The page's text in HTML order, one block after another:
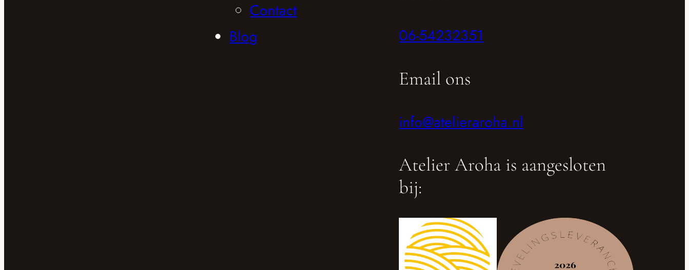
Contact
Blog
06-54232351
Email ons
info@atelieraroha.nl
Atelier Aroha is aangesloten
bij: